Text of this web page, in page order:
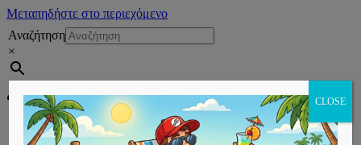
Μεταπηδήστε στο περιεχόμενο
Αναζήτηση
×
Εγγραφή CLOSE